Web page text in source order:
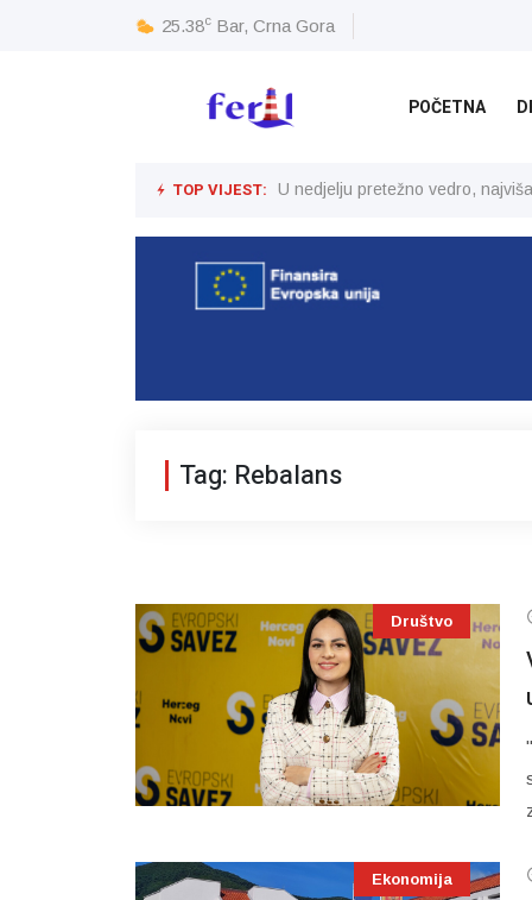
25.38c Bar, Crna Gora
POČETNA
TOP VIJEST: U nedjelju pretežno vedro,
Tag: Rebalans
Društvo
Ekonomija